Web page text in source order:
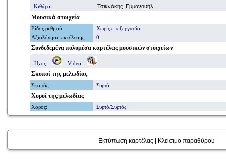
Κιθάρα
Τσικνάκης Εμμανουήλ
Μουσικά στοιχεία
Είδος ρυθμού
Χωρίς επεξεργασία
Αξιολόγηση εκτέλεσης
0
Συνδεδεμένα πολυμέσα καρτέλας μουσικών στοιχείων
Ήχος: Video:
Σκοποί της μελωδίας
Σκοπός: Συρτό
Χοροί της μελωδίας
Χορός: Συρτό/Συρτός
Εκτύπωση καρτέλας Κλείσιμο παραθύρου